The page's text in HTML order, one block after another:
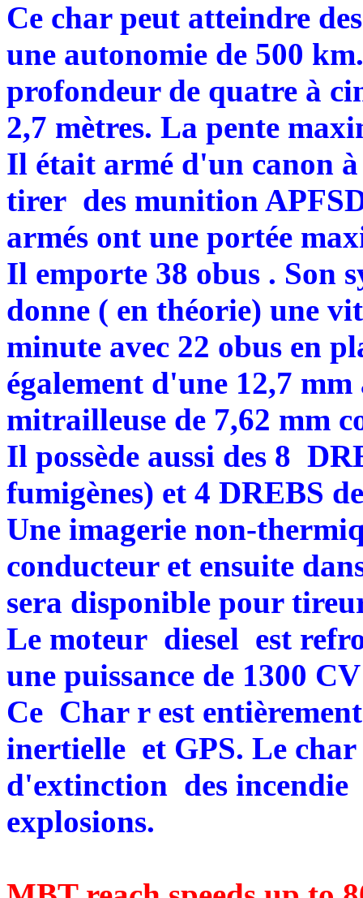
Ce char peut atteindre
une autonomie de 500
profondeur de quatre à
2,7 mètres. La pente
Il était armé d'un canon
tirer des munition
armés ont une portée
Il emporte 38 obus . Son
donne ( en théorie) une
minute avec 22 obus en
également d'une 12,7
mitrailleuse de 7,62 mm
Il possède aussi des 8
fumigènes) et 4 DREBS
Une imagerie non-
conducteur et ensuite
sera disponible pour
Le moteur diesel est
une puissance de 1300 CV
Ce Char r est
inertielle et GPS. Le char
d'extinction des incendie
explosions.